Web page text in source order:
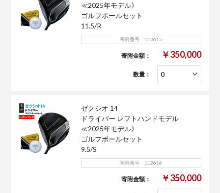
≪2025年モデル》
ゴルフボールセット
11.5/R
寄附番号 112615
寄附金額： ￥350,000
数量：
ゼクシオ 14
ドライバー レフトハンドモデル
≪2025年モデル》
ゴルフボールセット
9.5/S
寄附番号 112616
寄附金額： ￥350,000